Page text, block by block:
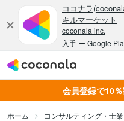
会員登録で10
ホーム コンサルティング・士業